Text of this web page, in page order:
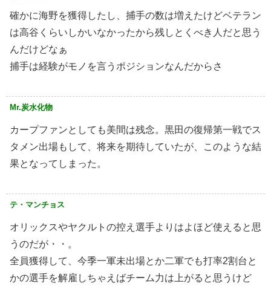
確かに海野を獲得したし、捕手の数は増えたけどベテラン
は高谷くらいしかいなかったから残しとくべき人だと思う
んだけどなぁ
捕手は経験がモノを言うポジションなんだからさ
Mr.炭水化物
カープファンとしても美間は残念。黒田の復帰第一戦でス
タメン出場もして、将来を期待していたが、このような結
果となってしまった。
テ・マンチョス
オリックスやヤクルトの控え選手よりはよほど使えると思
うのだが・・。
全員獲得して、今季一軍未出場とか二軍でも打率2割台と
かの選手を解雇しちゃえばチーム力は上がると思うけど